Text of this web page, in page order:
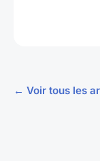
← Voir tous les